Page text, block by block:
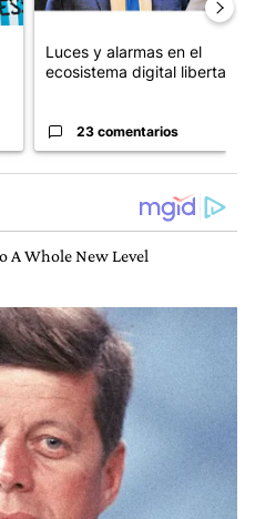
Luces y alarmas en el
ecosistema digital libertario
23 comentarios